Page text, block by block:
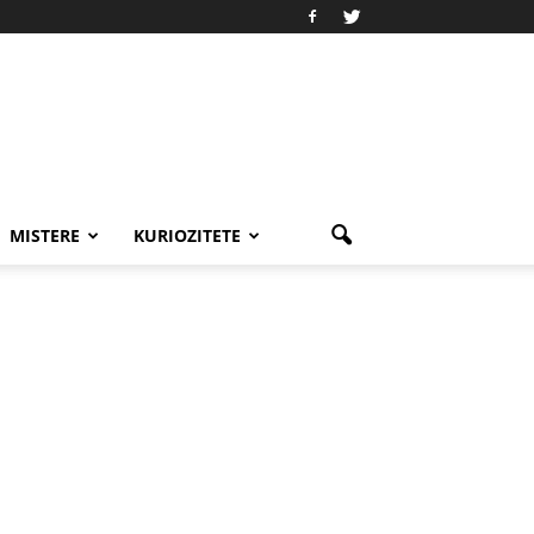
MISTERE KURIOZITETE